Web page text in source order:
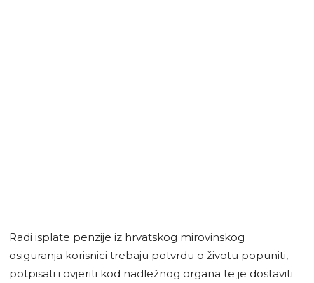
Radi isplate penzije iz hrvatskog mirovinskog
osiguranja korisnici trebaju potvrdu o životu popuniti,
potpisati i ovjeriti kod nadležnog organa te je dostaviti